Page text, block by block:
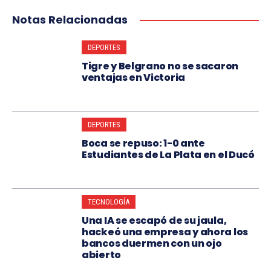
Notas Relacionadas
DEPORTES
Tigre y Belgrano no se sacaron
ventajas en Victoria
DEPORTES
Boca se repuso: 1-0 ante
Estudiantes de La Plata en el Ducó
TECNOLOGÍA
Una IA se escapó de su jaula,
hackeó una empresa y ahora los
bancos duermen con un ojo
abierto